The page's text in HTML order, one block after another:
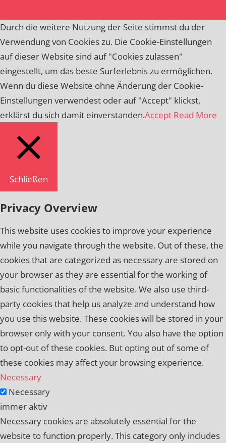
Durch die weitere Nutzung der Seite stimmst du der
Verwendung von Cookies zu. Die Cookie-Einstellungen
auf dieser Website sind auf "Cookies zulassen"
eingestellt, um das beste Surferlebnis zu ermöglichen.
Wenn du diese Website ohne Änderung der Cookie-
Einstellungen verwendest oder auf "Accept" klickst,
erklärst du sich damit einverstanden.Accept Read More
Schließen
Privacy Overview
This website uses cookies to improve your experience
while you navigate through the website. Out of these, the
cookies that are categorized as necessary are stored on
your browser as they are essential for the working of
basic functionalities of the website. We also use third-
party cookies that help us analyze and understand how
you use this website. These cookies will be stored in your
browser only with your consent. You also have the option
to opt-out of these cookies. But opting out of some of
these cookies may affect your browsing experience.
Necessary
Necessary
immer aktiv
Necessary cookies are absolutely essential for the
website to function properly. This category only includes